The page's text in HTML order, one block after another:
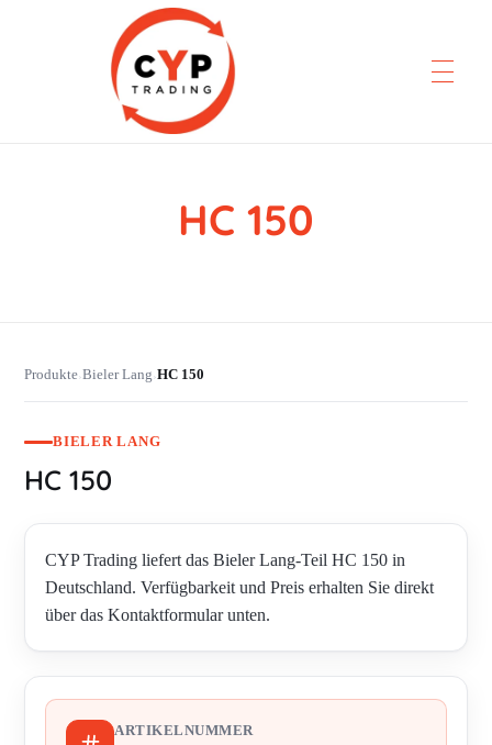
HC 150
Produkte›Bieler Lang›HC 150
BIELER LANG
HC 150
CYP Trading liefert das Bieler Lang-Teil HC 150 in
Deutschland. Verfügbarkeit und Preis erhalten Sie direkt
über das Kontaktformular unten.
ARTIKELNUMMER